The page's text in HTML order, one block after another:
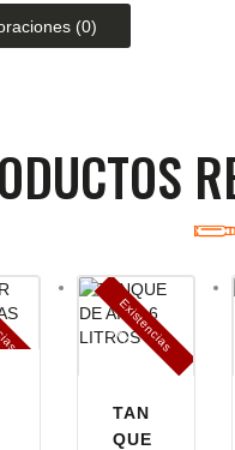
(0)
E
x
is
t
e
n
c
ia
s
a
g
o
t
a
d
a
s
TAN
QUE